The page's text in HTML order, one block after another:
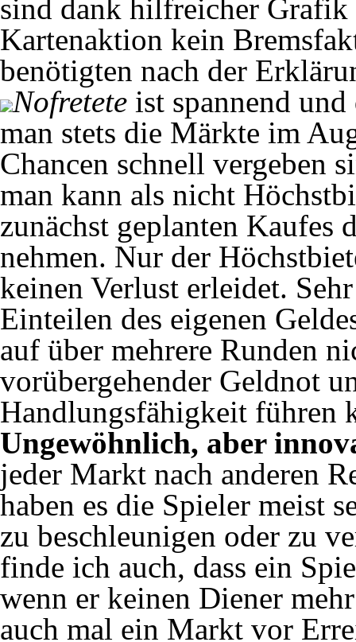
sind dank hilfreicher Grafik
Kartenaktion kein
benötigten nach der
Nofretete ist spannend
man stets die Märkte im
Chancen schnell vergeben
man kann als nicht
zunächst geplanten Kaufes
nehmen. Nur der
keinen Verlust erleidet.
Einteilen des eigenen
auf über mehrere Runden
vorübergehender Geldnot
Handlungsfähigkeit führen
Ungewöhnlich, aber
jeder Markt nach anderen
haben es die Spieler meist
zu beschleunigen oder zu
finde ich auch, dass ein
wenn er keinen Diener
auch mal ein Markt vor